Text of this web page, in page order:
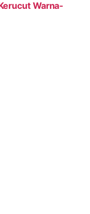
Warna-